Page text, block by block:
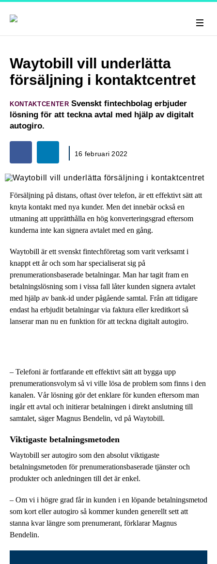
Waytobill vill underlätta
försäljning i kontaktcentret
KONTAKTCENTER Svenskt fintechbolag erbjuder
lösning för att teckna avtal med hjälp av digitalt
autogiro.
16 februari 2022
Försäljning på distans, oftast över telefon, är ett effektivt sätt att
knyta kontakt med nya kunder. Men det innebär också en
utmaning att upprätthålla en hög konverteringsgrad eftersom
kunderna inte kan signera avtalet med en gång.
Waytobill är ett svenskt fintechföretag som varit verksamt i
knappt ett år och som har specialiserat sig på
prenumerationsbaserade betalningar. Man har tagit fram en
betalningslösning som i vissa fall låter kunden signera avtalet
med hjälp av bank-id under pågående samtal. Från att tidigare
endast ha erbjudit betalningar via faktura eller kreditkort så
lanserar man nu en funktion för att teckna digitalt autogiro.
– Telefoni är fortfarande ett effektivt sätt att bygga upp
prenumerationsvolym så vi ville lösa de problem som finns i den
kanalen. Vår lösning gör det enklare för kunden eftersom man
ingår ett avtal och initierar betalningen i direkt anslutning till
samtalet, säger Magnus Bendelin, vd på Waytobill.
Viktigaste betalningsmetoden
Waytobill ser autogiro som den absolut viktigaste
betalningsmetoden för prenumerationsbaserade tjänster och
produkter och anledningen till det är enkel.
– Om vi i högre grad får in kunden i en löpande betalningsmetod
som kort eller autogiro så kommer kunden generellt sett att
stanna kvar längre som prenumerant, förklarar Magnus
Bendelin.